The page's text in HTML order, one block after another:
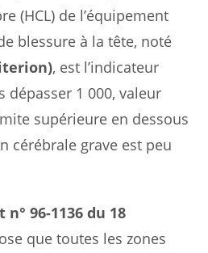
(HCL) de l’équipement
blessure à la tête, noté
, est l’indicateur
dépasser 1 000, valeur
supérieure en dessous
cérébrale grave est peu
n° 96-1136 du 18
que toutes les zones